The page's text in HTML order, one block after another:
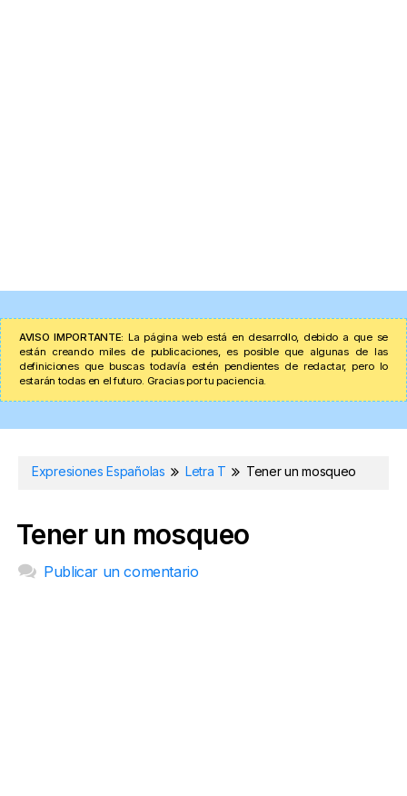
AVISO IMPORTANTE: La página web está en desarrollo, debido a que se
están creando miles de publicaciones, es posible que algunas de las
definiciones que buscas todavía estén pendientes de redactar, pero lo
estarán todas en el futuro. Gracias por tu paciencia.
Expresiones Españolas Letra T Tener un mosqueo
Tener un mosqueo
Publicar un comentario